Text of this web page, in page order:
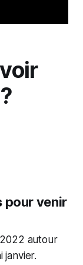
pour venir
autour
janvier.